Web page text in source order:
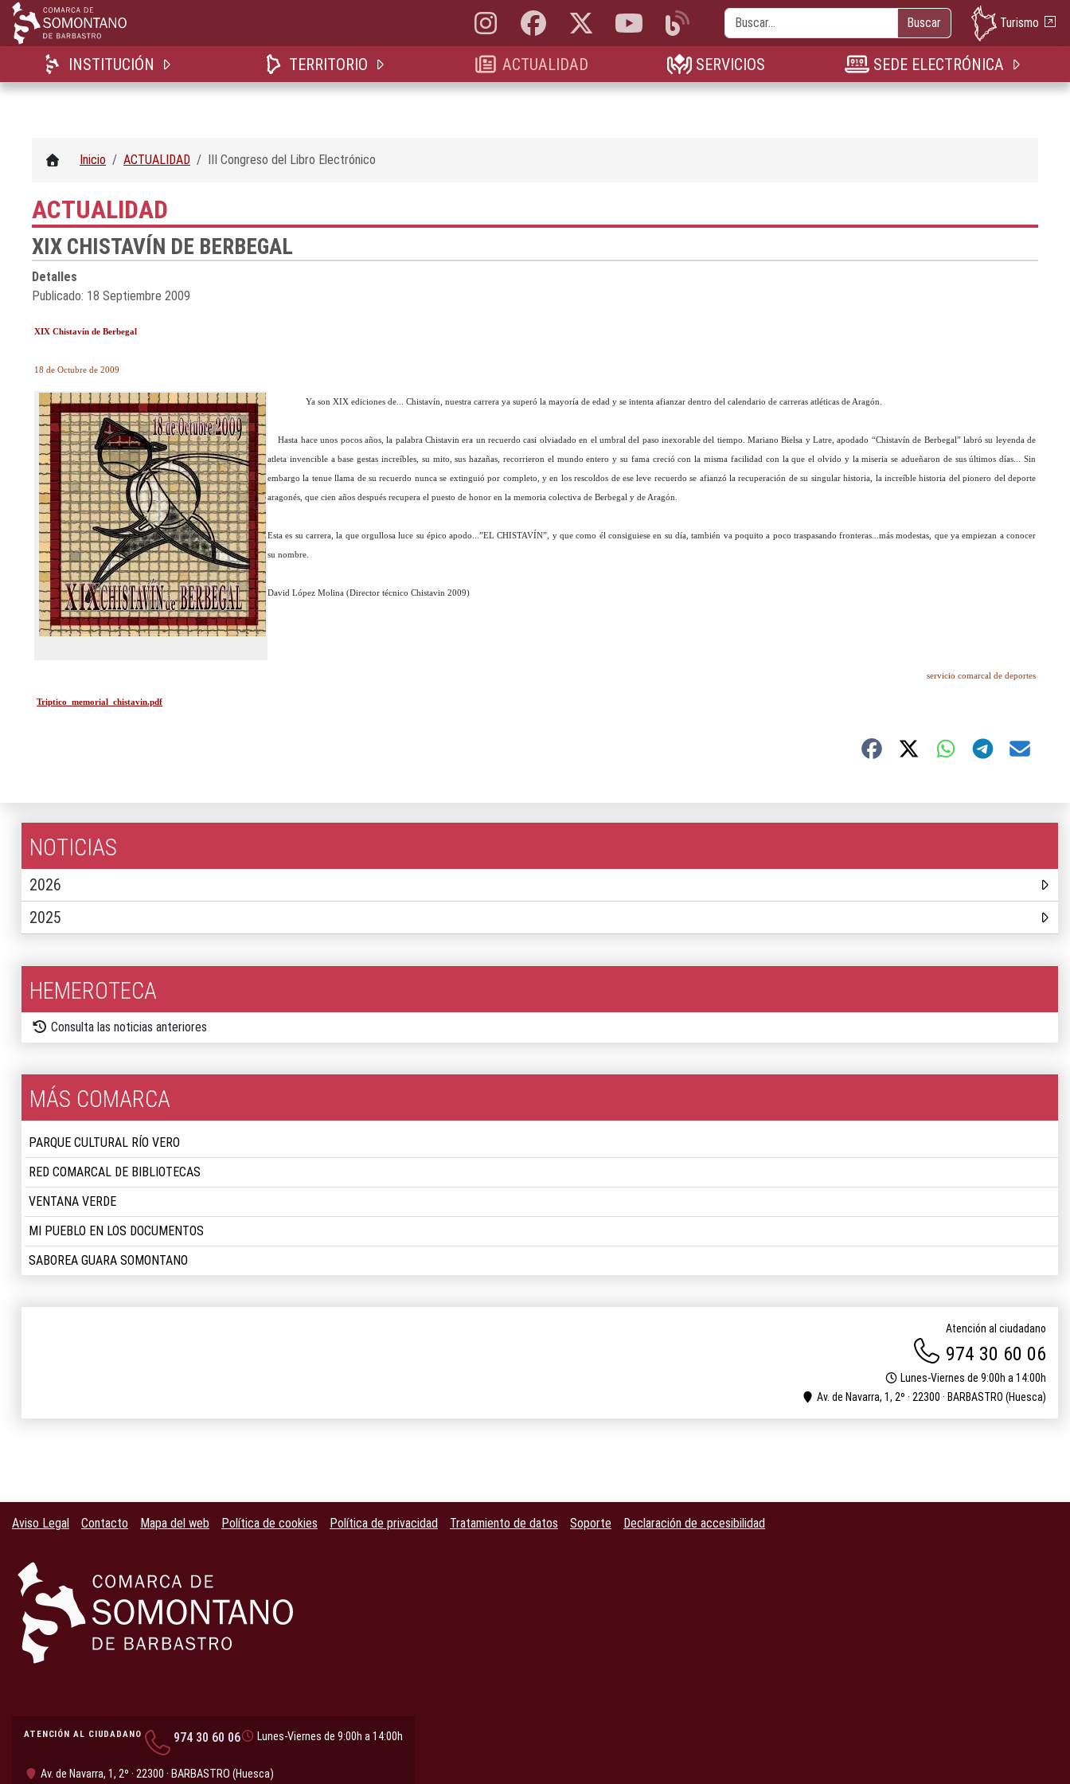
Instagram, abre en nueva pestaña
Facebook, abre en nueva pestaña
X, antes Twitter, abre en nueva pestaña
YouTube, abre en nueva pestaña
Blog, abre en nueva pestaña
Buscar Buscar Turismo
INSTITUCIÓN TERRITORIO ACTUALIDAD SERVICIOS SEDE ELECTRÓNICA
Inicio ACTUALIDAD III Congreso del Libro Electrónico
ACTUALIDAD
XIX CHISTAVÍN DE BERBEGAL
Detalles
Publicado: 18 Septiembre 2009
XIX Chistavín de Berbegal
18 de Octubre de 2009
Ya son XIX ediciones de... Chistavín, nuestra carrera ya superó la mayoría de edad y se intenta afianzar dentro del calendario de carreras atléticas de Aragón.
Hasta hace unos pocos años, la palabra Chistavin era un recuerdo casi olviadado en el umbral del paso inexorable del tiempo. Mariano Bielsa y Latre, apodado “Chistavín de Berbegal” labró su leyenda de
atleta invencible a base gestas increíbles, su mito, sus hazañas, recorrieron el mundo entero y su fama creció con la misma facilidad con la que el olvido y la miseria se adueñaron de sus últimos días... Sin
embargo la tenue llama de su recuerdo nunca se extinguió por completo, y en los rescoldos de ese leve recuerdo se afianzó la recuperación de su singular historia, la increíble historia del pionero del deporte
aragonés, que cien años después recupera el puesto de honor en la memoria colectiva de Berbegal y de Aragón.
Esta es su carrera, la que orgullosa luce su épico apodo...”EL CHISTAVÍN”, y que como él consiguiese en su día, también va poquito a poco traspasando fronteras...más modestas, que ya empiezan a conocer
su nombre.
David López Molina (Director técnico Chistavin 2009)
servicio comarcal de deportes
Triptico_memorial_chistavin.pdf
NOTICIAS
2026
2025
HEMEROTECA
Consulta las noticias anteriores
MÁS COMARCA
PARQUE CULTURAL RÍO VERO
RED COMARCAL DE BIBLIOTECAS
VENTANA VERDE
MI PUEBLO EN LOS DOCUMENTOS
SABOREA GUARA SOMONTANO
Atención al ciudadano
974 30 60 06
Lunes-Viernes de 9:00h a 14:00h
Av. de Navarra, 1, 2º · 22300 · BARBASTRO (Huesca)
Aviso Legal Contacto Mapa del web Política de cookies Política de privacidad Tratamiento de datos Soporte Declaración de accesibilidad
ATENCIÓN AL CIUDADANO 974 30 60 06 Lunes-Viernes de 9:00h a 14:00h
Av. de Navarra, 1, 2º · 22300 · BARBASTRO (Huesca)